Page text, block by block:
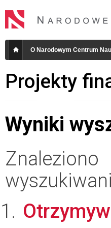
O Narodowym Centrum
Projekty
Wyniki